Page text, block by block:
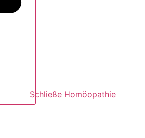
Schließe Homöopathie